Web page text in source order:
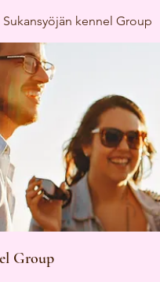
Sukansyöjän kennel Group
Group